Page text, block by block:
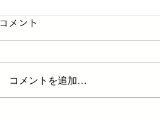
カッコイイお仕事
コメント
コメントを追加…